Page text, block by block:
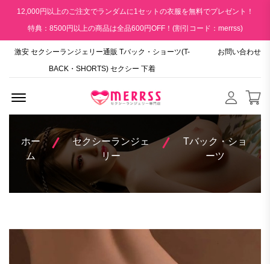
12,000円以上のご注文でランダムに1セットの衣服を無料でプレゼント！
特典：8500円以上の商品は全品600円OFF！(割引コード：merrss)
激安 セクシーランジェリー通販 Tバック・ショーツ(T-
BACK・SHORTS) セクシー 下着
お問い合わせ
ホー
ム
セクシーランジェ
リー
Tバック・ショ
ーツ